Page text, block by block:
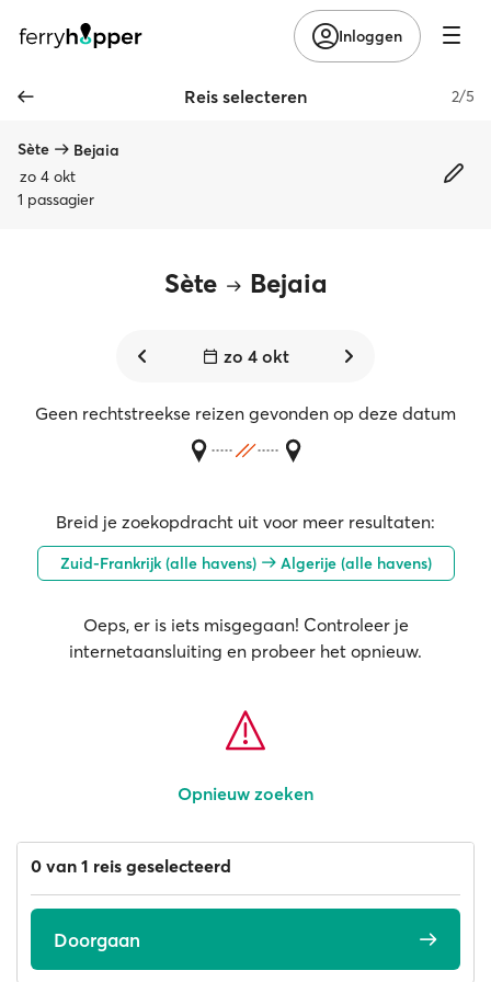
Inloggen
Reis selecteren 2/5
Sète
Bejaia
zo 4 okt
1 passagier
Sète Bejaia
zo 4 okt
Geen rechtstreekse reizen gevonden op deze datum
Breid je zoekopdracht uit voor meer resultaten:
Zuid-Frankrijk (alle havens) Algerije (alle havens)
Oeps, er is iets misgegaan! Controleer je
internetaansluiting en probeer het opnieuw.
Opnieuw zoeken
0 van 1 reis geselecteerd
Doorgaan